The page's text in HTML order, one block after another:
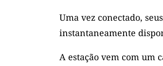
Uma vez conectado,
instantaneamente
A estação vem com um